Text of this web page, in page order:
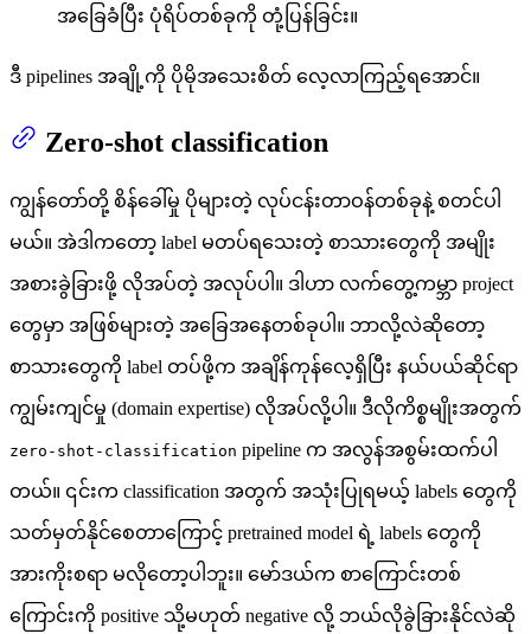
အခြေခံပြီး ပုံရိပ်တစ်ခုကို တုံ့ပြန်ခြင်း။
ဒီ pipelines အချို့ကို ပိုမိုအသေးစိတ် လေ့လာကြည့်ရအောင်။
Zero-shot classification
ကျွန်တော်တို့ စိန်ခေါ်မှု ပိုများတဲ့ လုပ်ငန်းတာဝန်တစ်ခုနဲ့ စတင်ပါ
မယ်။ အဲဒါကတော့ label မတပ်ရသေးတဲ့ စာသားတွေကို အမျိုး
အစားခွဲခြားဖို့ လိုအပ်တဲ့ အလုပ်ပါ။ ဒါဟာ လက်တွေ့ကမ္ဘာ project
တွေမှာ အဖြစ်များတဲ့ အခြေအနေတစ်ခုပါ။ ဘာလို့လဲဆိုတော့
စာသားတွေကို label တပ်ဖို့က အချိန်ကုန်လေ့ရှိပြီး နယ်ပယ်ဆိုင်ရာ
ကျွမ်းကျင်မှု (domain expertise) လိုအပ်လို့ပါ။ ဒီလိုကိစ္စမျိုးအတွက်
zero-shot-classification pipeline က အလွန်အစွမ်းထက်ပါ
တယ်။ ၎င်းက classification အတွက် အသုံးပြုရမယ့် labels တွေကို
သတ်မှတ်နိုင်စေတာကြောင့် pretrained model ရဲ့ labels တွေကို
အားကိုးစရာ မလိုတော့ပါဘူး။ မော်ဒယ်က စာကြောင်းတစ်
ကြောင်းကို positive သို့မဟုတ် negative လို့ ဘယ်လိုခွဲခြားနိုင်လဲဆို